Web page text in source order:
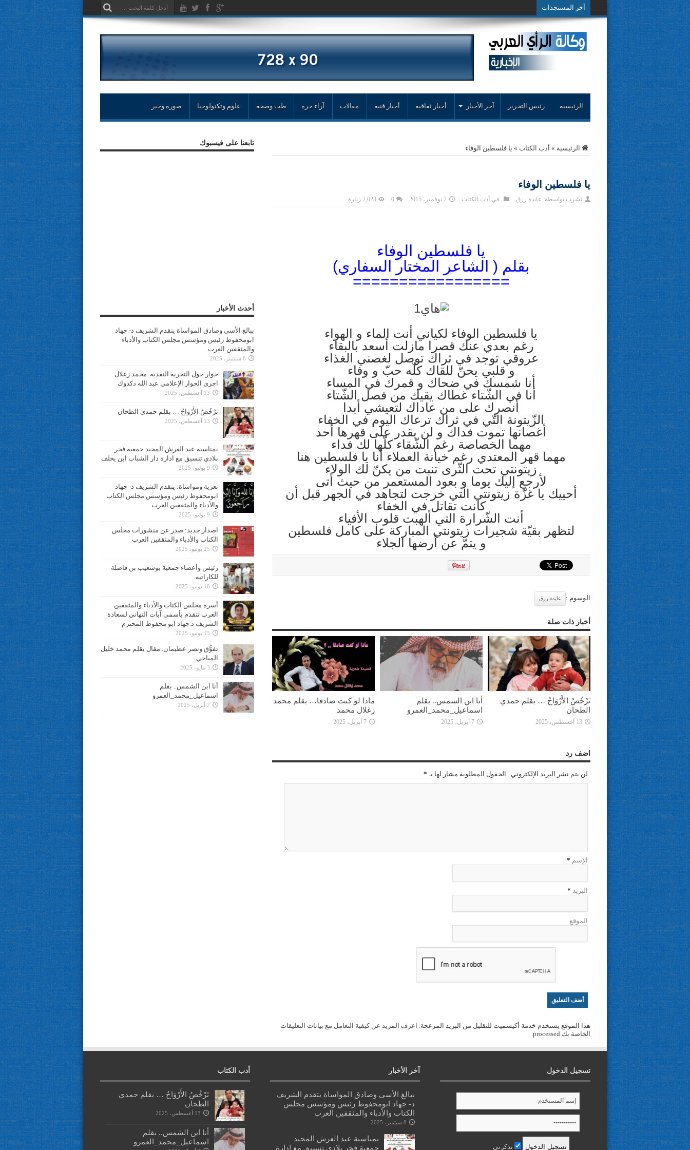
أخر المستجدات
الرئيسية رئيس التحرير آخر الأخبار أخبار ثقافية أخبار فنية مقالات آراء حرة طب وصحة علوم وتكنولوجيا صورة وخبر
الرئيسية » أدب الكتاب » يا فلسطين الوفاء
يا فلسطين الوفاء
نشرت بواسطة: عايدة رزق في أدب الكتاب 2 نوفمبر، 2015 0 2,023 زيارة
يا فلسطين الوفاء
بقلم ( الشاعر المختار السفاري)
=================
يا فلسطين الوفاء لكياني أنت الماء و الهواء
رغم بعدي عنك قصرا مازلت أسعد بالبقاء
عروقي توجد في ثراك توصل لغصني الغذاء
و قلبي يحنّ للقاك كلّه حبّ و وفاء
أنا شمسك في ضحاك و قمرك في المساء
أنا في الشّتاء غطاك يقيك من فصل الشّتاء
أنصرك على من عاداك لتعيشي أبدا
الزّيتونة التّي في ثراك ترعاك اليوم في الخفاء
أغصانها تموت فداك و لن يقدر على قهرها أحد
مهما الخصاصة رغم الشّقاء كلّها لك فداء
مهما قهر المعتدي رغم خيانة العملاء أنا يا فلسطين هنا
زيتونتي تحت الثّرى تنبت من يكنّ لك الولاء
لأرجع إليك يوما و بعود المستعمر من حيث أتى
أحييك يا غزّة زيتونتي التي خرجت لتجاهد في الجهر قبل أن
كانت تقاتل في الخفاء
أنت الشّرارة التي ألهبت قلوب الأفياء
لتظهر بقيّة شجيرات زيتونتي المباركة على كامل فلسطين
و يتمّ عن أرضها الجلاء
الوسوم : عايدة رزق
أخبار ذات صلة
تَرْخُصُ الأَرْوَاحُ … بقلم حمدي
الطحان
13 أغسطس، 2025
أنا ابن الشمس.. بقلم
اسماعيل_محمد_العمرو
7 أبريل، 2025
ماذا لو كنت صادقا… بقلم محمد
زغلال محمد
7 أبريل، 2025
اضف رد
لن يتم نشر البريد الإلكتروني . الحقول المطلوبة مشار لها بـ *
الإسم *
البريد *
الموقع
هذا الموقع يستخدم خدمة أكيسميت للتقليل من البريد المزعجة. اعرف المزيد عن كيفية التعامل مع بيانات التعليقات
الخاصة بك processed
.
تابعنا على فيسبوك
أحدث الأخبار
ببالغ الأسى وصادق المواساة يتقدم الشريف د- جهاد
ابومحفوظ رئيس ومؤسس مجلس الكتاب والأدباء
والمثقفين العرب
8 سبتمبر، 2025
حوار حول التجربة النقدية..محمد زغلال
اجرى الحوار الإعلامي عبد الله دكدوك
13 أغسطس، 2025
تَرْخُصُ الأَرْوَاحُ … بقلم حمدي الطحان
13 أغسطس، 2025
بمناسبة عيد العرش المجيد جمعية فخر
بلادي تنسيق مع ادارة دار الشباب ابن يخلف
9 يوليو، 2025
تعزية ومواساة: يتقدم الشريف د- جهاد
ابومحفوظ رئيس ومؤسس مجلس الكتاب
والأدباء والمثقفين العرب
9 يوليو، 2025
اصدار جديد: صدر عن منشورات مجلس
الكتاب والأدباء والمثقفين العرب
25 يونيو، 2025
رئيس وأعضاء جمعية بوشعيب بن فاضلة
للكاراتيه
18 يونيو، 2025
أسرة مجلس الكتاب والأدباء والمثقفين
العرب تتقدم بأسمى آيات التهاني لسعادة
الشريف د.جهاد ابو محفوظ المحترم
15 يونيو، 2025
تفوُّق ونصر عظيمان..مقال بقلم محمد خليل
المياحي
3 مايو، 2025
أنا ابن الشمس.. بقلم
اسماعيل_محمد_العمرو
7 أبريل، 2025
تسجيل الدخول
تذكرني
آخر الأخبار
ببالغ الأسى وصادق المواساة يتقدم الشريف
د- جهاد ابومحفوظ رئيس ومؤسس مجلس
الكتاب والأدباء والمثقفين العرب
8 سبتمبر، 2025
بمناسبة عيد العرش المجيد
جمعية فخر بلادي تنسيق مع ادارة
أدب الكتاب
تَرْخُصُ الأَرْوَاحُ … بقلم حمدي
الطحان
13 أغسطس، 2025
أنا ابن الشمس.. بقلم
اسماعيل_محمد_العمرو